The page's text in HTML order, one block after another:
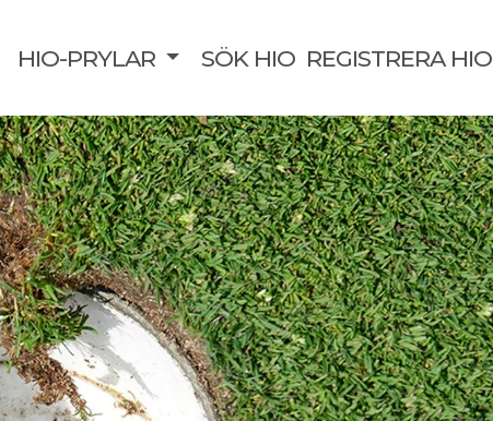
HIO-PRYLAR SÖK HIO REGISTRERA HIO